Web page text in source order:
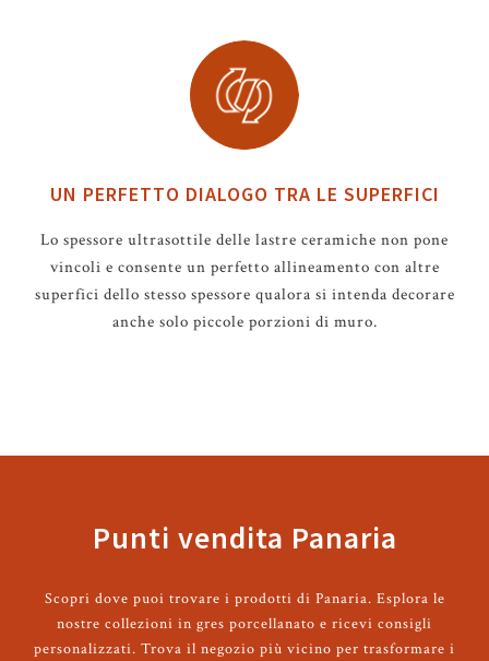
UN PERFETTO DIALOGO TRA LE SUPERFICI
Lo spessore ultrasottile delle lastre ceramiche non pone
vincoli e consente un perfetto allineamento con altre
superfici dello stesso spessore qualora si intenda decorare
anche solo piccole porzioni di muro.
Punti vendita Panaria
Scopri dove puoi trovare i prodotti di Panaria. Esplora le
nostre collezioni in gres porcellanato e ricevi consigli
personalizzati. Trova il negozio più vicino per trasformare i